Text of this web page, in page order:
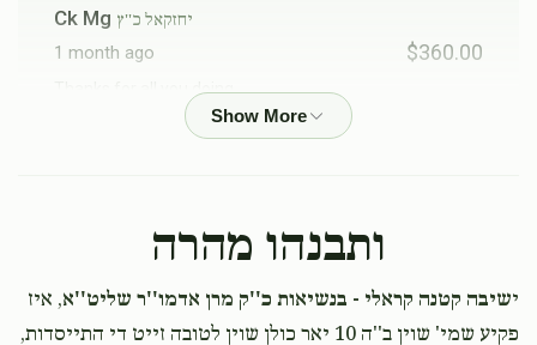
Ck Mg יחזקאל כ''ץ
1 month ago $360.00
Thanks for all you doing
1 month ago $50.00
ותבנהו מהרה
ישיבה קטנה קראלי - בנשיאות כ''ק מרן אדמו''ר שליט''א, איז
פקיע שמי' שוין ב''ה 10 יאר כולן שוין לטובה זייט די התייסדות,